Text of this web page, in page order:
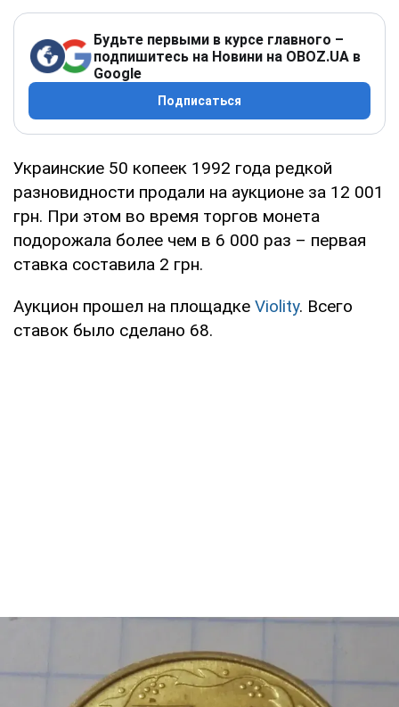
Будьте первыми в курсе главного –
подпишитесь на Новини на OBOZ.UA в
Google
Подписаться
Украинские 50 копеек 1992 года редкой
разновидности продали на аукционе за 12 001
грн. При этом во время торгов монета
подорожала более чем в 6 000 раз – первая
ставка составила 2 грн.
Аукцион прошел на площадке Violity. Всего
ставок было сделано 68.